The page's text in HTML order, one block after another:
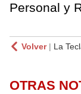
Personal y
Volver| La
OTRAS